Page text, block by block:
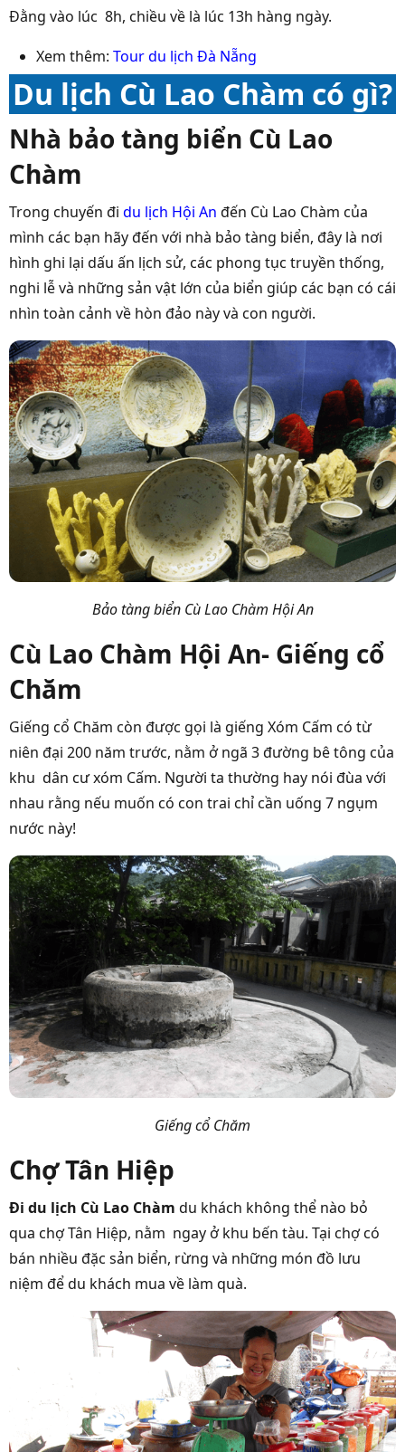
Đằng vào lúc 8h, chiều về là lúc 13h hàng ngày.
Xem thêm: Tour du lịch Đà Nẵng
Du lịch Cù Lao Chàm có gì?
Nhà bảo tàng biển Cù Lao
Chàm
Trong chuyến đi du lịch Hội An đến Cù Lao Chàm của
mình các bạn hãy đến với nhà bảo tàng biển, đây là nơi
hình ghi lại dấu ấn lịch sử, các phong tục truyền thống,
nghi lễ và những sản vật lớn của biển giúp các bạn có cái
nhìn toàn cảnh về hòn đảo này và con người.
Bảo tàng biển Cù Lao Chàm Hội An
Cù Lao Chàm Hội An- Giếng cổ
Chăm
Giếng cổ Chăm còn được gọi là giếng Xóm Cấm có từ
niên đại 200 năm trước, nằm ở ngã 3 đường bê tông của
khu dân cư xóm Cấm. Người ta thường hay nói đùa với
nhau rằng nếu muốn có con trai chỉ cần uống 7 ngụm
nước này!
Giếng cổ Chăm
Chợ Tân Hiệp
Đi du lịch Cù Lao Chàm du khách không thể nào bỏ
qua chợ Tân Hiệp, nằm ngay ở khu bến tàu. Tại chợ có
bán nhiều đặc sản biển, rừng và những món đồ lưu
niệm để du khách mua về làm quà.